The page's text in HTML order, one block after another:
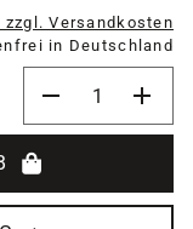
Versandkosten
in Deutschland